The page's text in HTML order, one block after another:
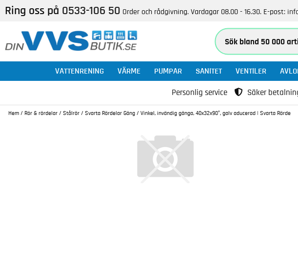
Ring oss på 0533-106 50 Order och rådgivning. Vardagar 08.00 - 16.30. E-post:
VATTENRENING VÄRME PUMPAR SANITET VENTILER
Personlig service Säker
Hem / Rör & rördelar / Stålrör / Svarta Rördelar Gäng / Vinkel, invändig gänga, 40x32x90°, galv aducerad | Svarta Rörde